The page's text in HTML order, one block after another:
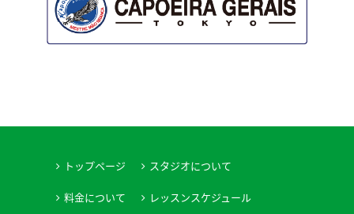
トップページ スタジオについて
料金について レッスンスケジュール